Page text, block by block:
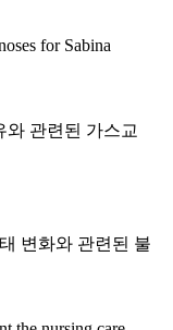
for Sabina
와 관련된 가스교
변화와 관련된 불